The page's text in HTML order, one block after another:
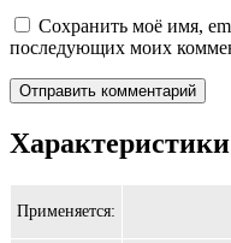
Сохранить моё имя,
последующих моих
Применяется: